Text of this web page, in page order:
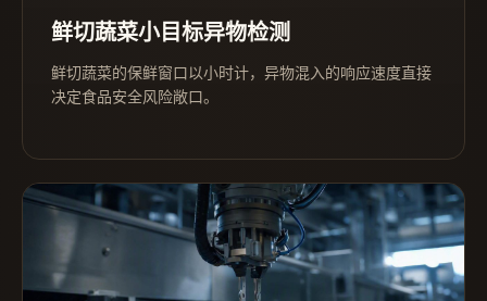
鲜切蔬菜小目标异物检测
鲜切蔬菜的保鲜窗口以小时计，异物混入的响应速度直接
决定食品安全风险敞口。